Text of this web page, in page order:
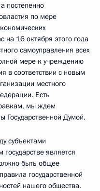
постепенно
по мере
на 16 октября этого года
самоуправления всех
мере к учреждению
в соответствии с новым
местного
Есть
мы ждем
Государственной Думой.
субъектами
является
быть общее
государственной
нашего общества.